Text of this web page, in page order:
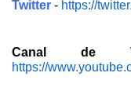
Twitter - https://
Canal de
https://